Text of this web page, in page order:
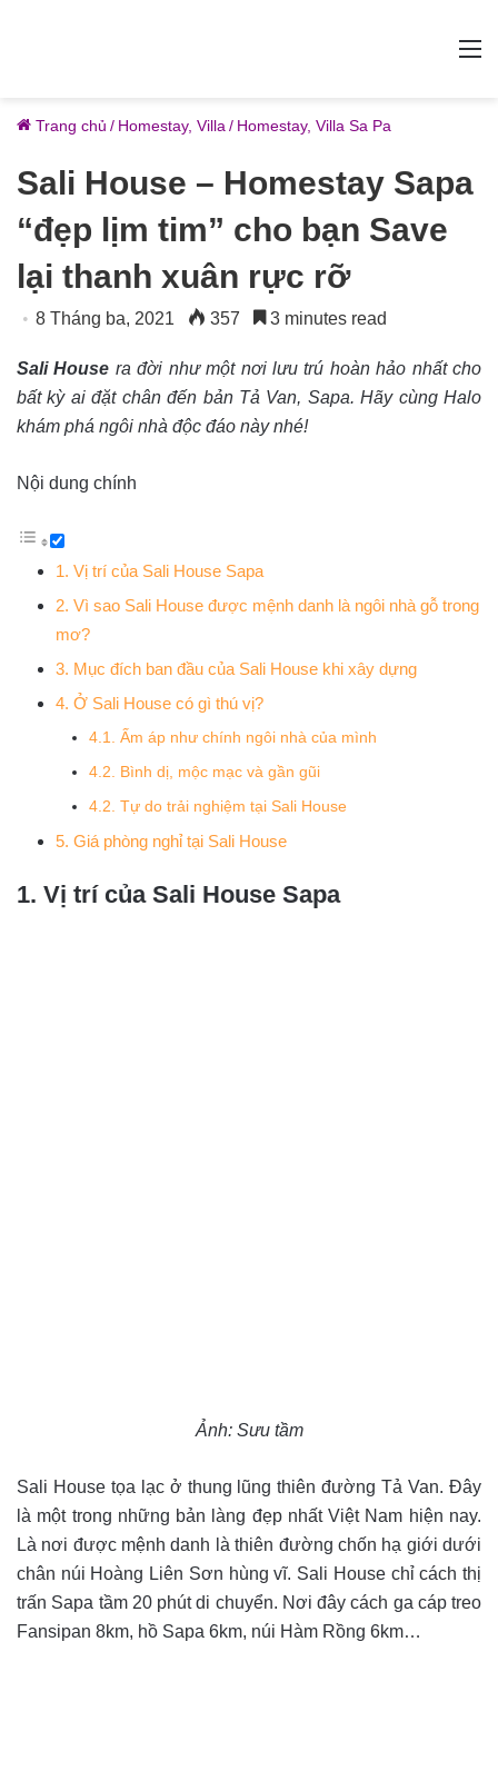
Trang chủ / Homestay, Villa / Homestay, Villa Sa Pa
Sali House – Homestay Sapa
“đẹp lịm tim” cho bạn Save
lại thanh xuân rực rỡ
8 Tháng ba, 2021 357 3 minutes read
Sali House ra đời như một nơi lưu trú hoàn hảo nhất cho
bất kỳ ai đặt chân đến bản Tả Van, Sapa. Hãy cùng Halo
khám phá ngôi nhà độc đáo này nhé!
Nội dung chính
1. Vị trí của Sali House Sapa
2. Vì sao Sali House được mệnh danh là ngôi nhà gỗ trong
mơ?
3. Mục đích ban đầu của Sali House khi xây dựng
4. Ở Sali House có gì thú vị?
4.1. Ấm áp như chính ngôi nhà của mình
4.2. Bình dị, mộc mạc và gần gũi
4.2. Tự do trải nghiệm tại Sali House
5. Giá phòng nghỉ tại Sali House
1. Vị trí của Sali House Sapa
Ảnh: Sưu tầm
Sali House tọa lạc ở thung lũng thiên đường Tả Van. Đây
là một trong những bản làng đẹp nhất Việt Nam hiện nay.
Là nơi được mệnh danh là thiên đường chốn hạ giới dưới
chân núi Hoàng Liên Sơn hùng vĩ. Sali House chỉ cách thị
trấn Sapa tầm 20 phút di chuyển. Nơi đây cách ga cáp treo
Fansipan 8km, hồ Sapa 6km, núi Hàm Rồng 6km…